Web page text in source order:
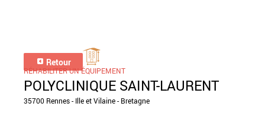
Retour
RÉHABILITER UN ÉQUIPEMENT
POLYCLINIQUE SAINT-LAURENT
35700 Rennes - Ille et Vilaine - Bretagne